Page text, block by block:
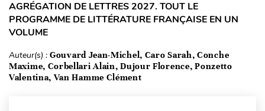
AGRÉGATION DE LETTRES 2027. TOUT LE
PROGRAMME DE LITTÉRATURE FRANÇAISE EN UN
VOLUME
Auteur(s) : Gouvard Jean-Michel, Caro Sarah, Conche
Maxime, Corbellari Alain, Dujour Florence, Ponzetto
Valentina, Van Hamme Clément